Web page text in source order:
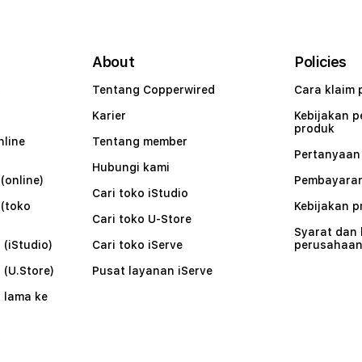
lama ke
About
Tentang Copperwired
Karier
Tentang member
Hubungi kami
Cari toko iStudio
Cari toko U-Store
Cari toko iServe
Pusat layanan iServe
Policies
Cara klaim
Kebijakan
produk
Pertanyaan
Kebijakan
Syarat dan
perusahaan